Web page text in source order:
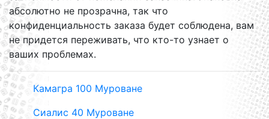
абсолютно не прозрачна, так что
конфиденциальность заказа будет соблюдена, вам
не придется переживать, что кто-то узнает о
ваших проблемах.
Камагра 100 Муроване
Сиалис 40 Муроване